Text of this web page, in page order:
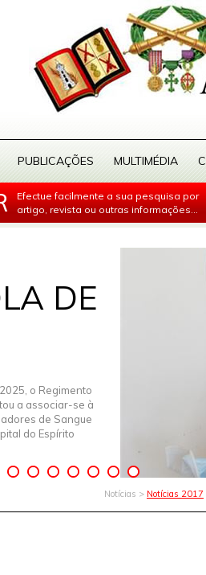
PUBLICAÇÕES MULTIMÉDIA
Efectue facilmente a sua pesquisa por
artigo, revista ou outras informações...
DE
o Regimento
a associar-se à
de Sangue
do Espírito
Notícias > Notícias 2017